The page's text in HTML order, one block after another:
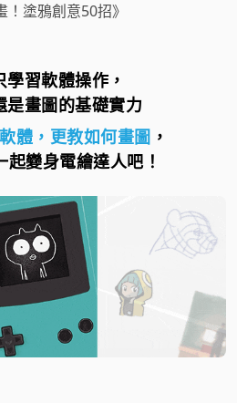
塗鴉創意50招》
學習軟體操作，
是畫圖的基礎實力
體，更教如何畫圖 ，
變身電繪達人吧！